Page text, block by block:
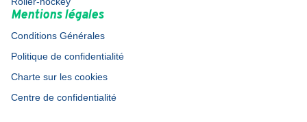
Mentions légales
Conditions Générales
Politique de confidentialité
Charte sur les cookies
Centre de confidentialité